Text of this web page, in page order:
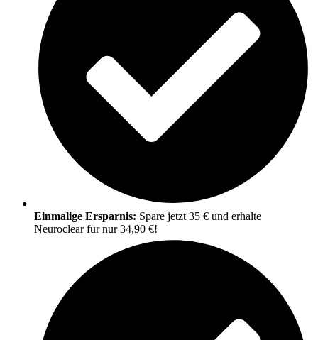
Einmalige Ersparnis: Spare jetzt 35 € und erhalte
Neuroclear für nur 34,90 €!